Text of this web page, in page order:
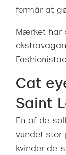
formår at
Mærket har
Cat
Saint
En af de
vundet stor
kvinder de